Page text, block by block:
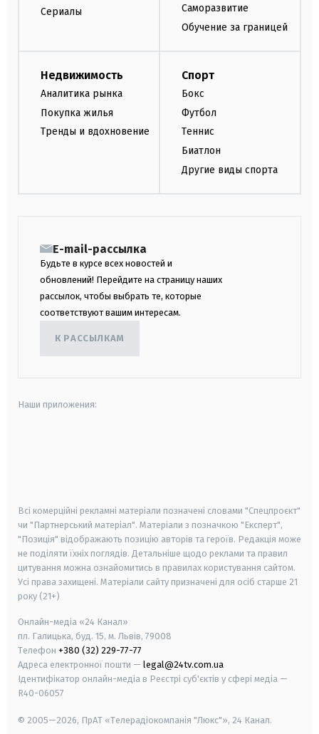
Сериалы
Саморазвитие
Обучение за границей
Недвижимость
Аналитика рынка
Покупка жилья
Тренды и вдохновение
Спорт
Бокс
Футбол
Теннис
Биатлон
Другие виды спорта
E-mail-рассылка
Будьте в курсе всех новостей и
обновлений! Перейдите на страницу наших
рассылок, чтобы выбрать те, которые
соответствуют вашим интересам.
К РАССЫЛКАМ
Наши приложения:
Всі комерційні рекламні матеріали позначені словами "Спецпроєкт"
чи "Партнерський матеріал". Матеріали з позначкою "Експерт",
"Позиція" відображають позицію авторів та героїв. Редакція може
не поділяти їхніх поглядів. Детальніше щодо реклами та правил
цитування можна ознайомитись в правилах користування сайтом.
Усі права захищені. Матеріали сайту призначені для осіб старше 21
року (21+)
Онлайн-медіа «24 Канал»
пл. Галицька, буд. 15, м. Львів, 79008
Телефон +380 (32) 229-77-77
Адреса електронної пошти — legal@24tv.com.ua
Ідентифікатор онлайн-медіа в Реєстрі суб'єктів у сфері медіа —
R40-06057
© 2005—2026, ПрАТ «Телерадіокомпанія "Люкс"», 24 Канал.